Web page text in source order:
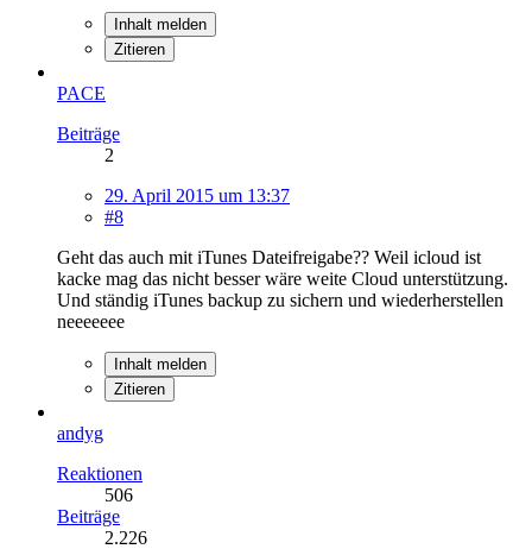
Inhalt melden
Zitieren
PACE
Beiträge
2
29. April 2015 um 13:37
#8
Geht das auch mit iTunes Dateifreigabe?? Weil icloud ist
kacke mag das nicht besser wäre weite Cloud unterstützung.
Und ständig iTunes backup zu sichern und wiederherstellen
neeeeeee
Inhalt melden
Zitieren
andyg
Reaktionen
506
Beiträge
2.226